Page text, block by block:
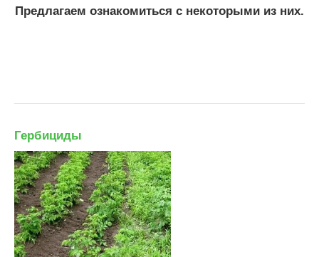
Предлагаем ознакомиться с некоторыми из них.
Гербициды